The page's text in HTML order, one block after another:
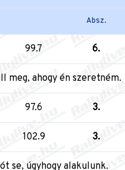
Absz.
99.7 6.
meg, ahogy én szeretném.
97.6 3.
102.9 3.
se, úgyhogy alakulunk.